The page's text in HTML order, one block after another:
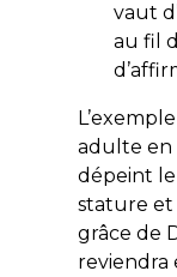
vaut
au fil
adulte en
dépeint le
stature et
grâce de
reviendra